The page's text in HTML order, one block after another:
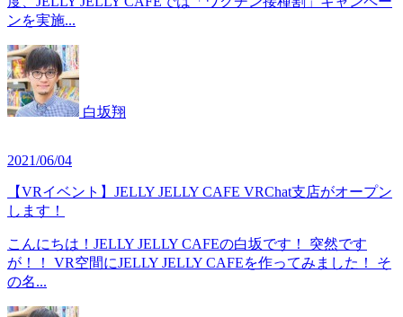
ンを実施...
白坂翔
2021/06/04
【VRイベント】JELLY JELLY CAFE VRChat支店がオープン
します！
こんにちは！JELLY JELLY CAFEの白坂です！ 突然です
が！！ VR空間にJELLY JELLY CAFEを作ってみました！ そ
の名...